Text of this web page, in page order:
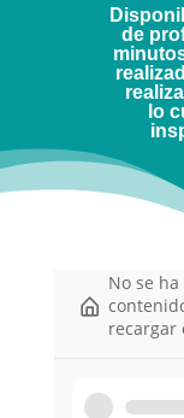
de
lo
No se
recargar